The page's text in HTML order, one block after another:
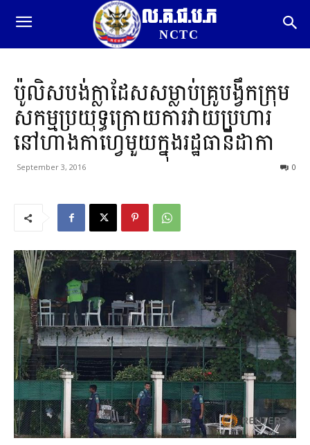
ល.គ.ជ.ប.ភ
NCTC
ប៉ូលិសបង់ក្លាដែសសម្លាប់គ្រូបង្វឹកក្រុម
សកម្មប្រយុទ្ធក្រោយការវាយប្រហារ
នៅហាងកាហ្វេមួយក្នុងរដ្ឋធានីដាកា
September 3, 2016 0